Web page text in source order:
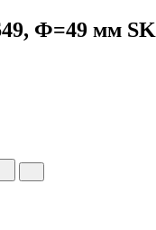
Ф=49 мм SK